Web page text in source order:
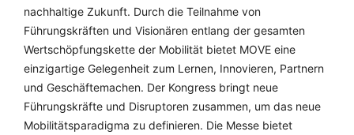
nachhaltige Zukunft. Durch die Teilnahme von
Führungskräften und Visionären entlang der gesamten
Wertschöpfungskette der Mobilität bietet MOVE eine
einzigartige Gelegenheit zum Lernen, Innovieren, Partnern
und Geschäftemachen. Der Kongress bringt neue
Führungskräfte und Disruptoren zusammen, um das neue
Mobilitätsparadigma zu definieren. Die Messe bietet